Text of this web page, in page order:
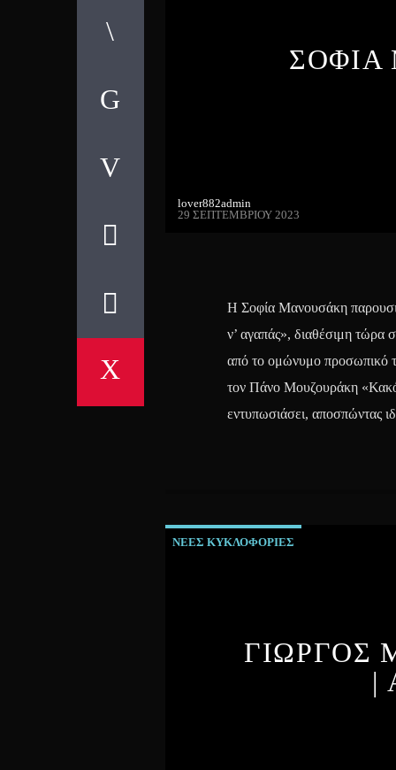
ΣΟΦΙΑ
lover882admin
29 ΣΕΠΤΕΜΒΡΊΟΥ 2023
Η Σοφία Μανουσάκη
ν’ αγαπάς», διαθέσιμη τώρα
από το ομώνυμο προσωπικό
τον Πάνο Μουζουράκη
εντυπωσιάσει, αποσπώντας
ΝΕΕΣ ΚΥΚΛΟΦΟΡΙΕΣ
ΓΙΩΡΓΟΣ
|